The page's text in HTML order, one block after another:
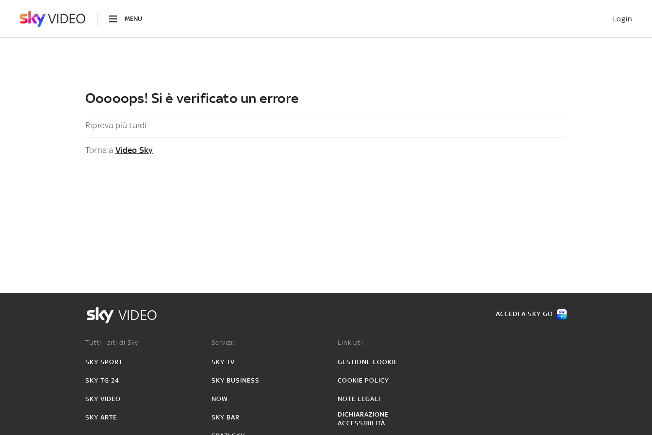
MENU Login
Ooooops! Si è verificato un errore
Riprova più tardi
Torna a Video Sky
VIDEO ACCEDI A SKY GO
Tutti i siti di Sky:
SKY SPORT
SKY TG 24
SKY VIDEO
SKY ARTE
Servizi:
SKY TV
SKY BUSINESS
NOW
SKY BAR
Link utili:
GESTIONE COOKIE
COOKIE POLICY
NOTE LEGALI
DICHIARAZIONE
ACCESSIBILITÀ